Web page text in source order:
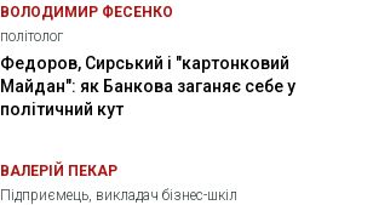
ВОЛОДИМИР ФЕСЕНКО
політолог
Федоров, Сирський і "картонковий
Майдан": як Банкова заганяє себе у
політичний кут
ВАЛЕРІЙ ПЕКАР
Підприємець, викладач бізнес-шкіл